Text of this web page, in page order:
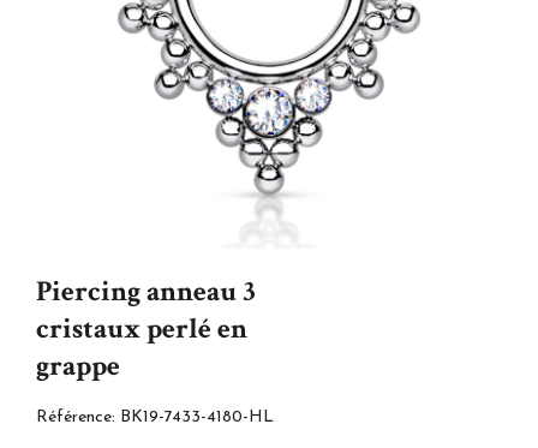
Piercing anneau 3
cristaux perlé en
grappe
Référence: BK19-7433-4180-HL